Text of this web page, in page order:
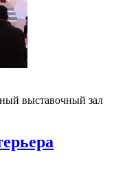
выставочный зал